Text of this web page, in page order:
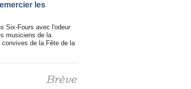
les
Six-Fours avec l'odeur
musiciens de la
de la Fête de la